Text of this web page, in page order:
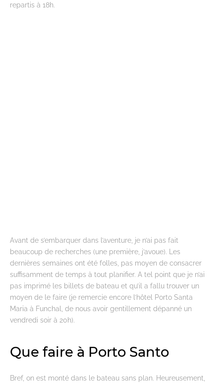
repartis à 18h.
Avant de s’embarquer dans l’aventure, je n’ai pas fait
beaucoup de recherches (une première, j’avoue). Les
dernières semaines ont été folles, pas moyen de consacrer
suffisamment de temps à tout planifier. A tel point que je n’ai
pas imprimé les billets de bateau et qu’il a fallu trouver un
moyen de le faire (je remercie encore l’hôtel Porto Santa
Maria à Funchal, de nous avoir gentillement dépanné un
vendredi soir à 20h).
Que faire à Porto Santo
Bref, on est monté dans le bateau sans plan. Heureusement,